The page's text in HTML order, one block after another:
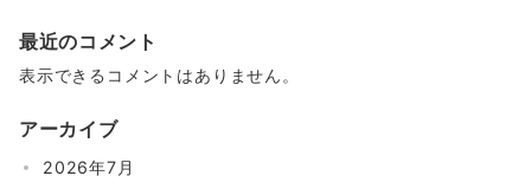
最近のコメント
表示できるコメントはありません。
アーカイブ
2026年7月